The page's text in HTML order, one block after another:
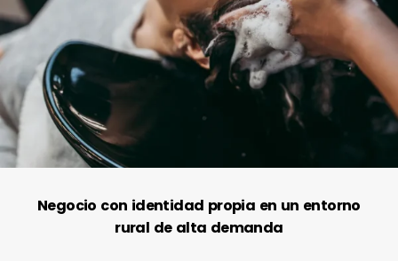
Negocio con identidad propia en un entorno
rural de alta demanda